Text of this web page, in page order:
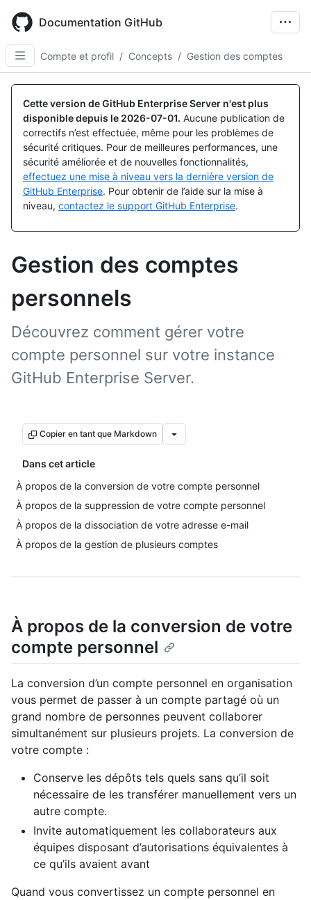
main
content
Documentation GitHub
Compte et profil / Concepts / Gestion des comptes
Cette version de GitHub Enterprise Server n'est plus
disponible depuis le 2026-07-01. Aucune publication de
correctifs n’est effectuée, même pour les problèmes de
sécurité critiques. Pour de meilleures performances, une
sécurité améliorée et de nouvelles fonctionnalités,
effectuez une mise à niveau vers la dernière version de
GitHub Enterprise. Pour obtenir de l’aide sur la mise à
niveau, contactez le support GitHub Enterprise.
Gestion des comptes
personnels
Découvrez comment gérer votre
compte personnel sur votre instance
GitHub Enterprise Server.
Copier en tant que Markdown
Dans cet article
À propos de la conversion de votre compte personnel
À propos de la suppression de votre compte personnel
À propos de la dissociation de votre adresse e-mail
À propos de la gestion de plusieurs comptes
À propos de la conversion de votre
compte personnel
La conversion d’un compte personnel en organisation
vous permet de passer à un compte partagé où un
grand nombre de personnes peuvent collaborer
simultanément sur plusieurs projets. La conversion de
votre compte :
Conserve les dépôts tels quels sans qu’il soit
nécessaire de les transférer manuellement vers un
autre compte.
Invite automatiquement les collaborateurs aux
équipes disposant d’autorisations équivalentes à
ce qu’ils avaient avant
Quand vous convertissez un compte personnel en